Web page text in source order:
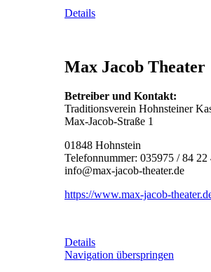
Details
Max Jacob Theater
Betreiber und Kontakt:
Traditionsverein Hohnsteiner
Max-Jacob-Straße 1
01848 Hohnstein
Telefonnummer: 035975 / 84
info@max-jacob-theater.de
https://www.max-jacob-
Details
Navigation überspringen